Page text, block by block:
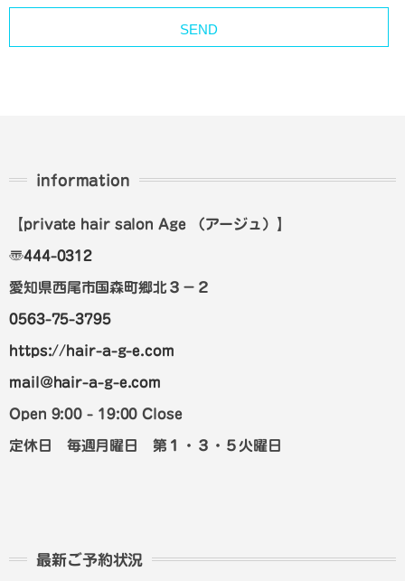
information
【private hair salon Age （アージュ） 】
〠444-0312
愛知県西尾市国森町郷北３－２
0563-75-3795
https://hair-a-g-e.com
mail@hair-a-g-e.com
Open 9:00 - 19:00 Close
定休日 毎週月曜日 第１・３・５火曜日
最新ご予約状況